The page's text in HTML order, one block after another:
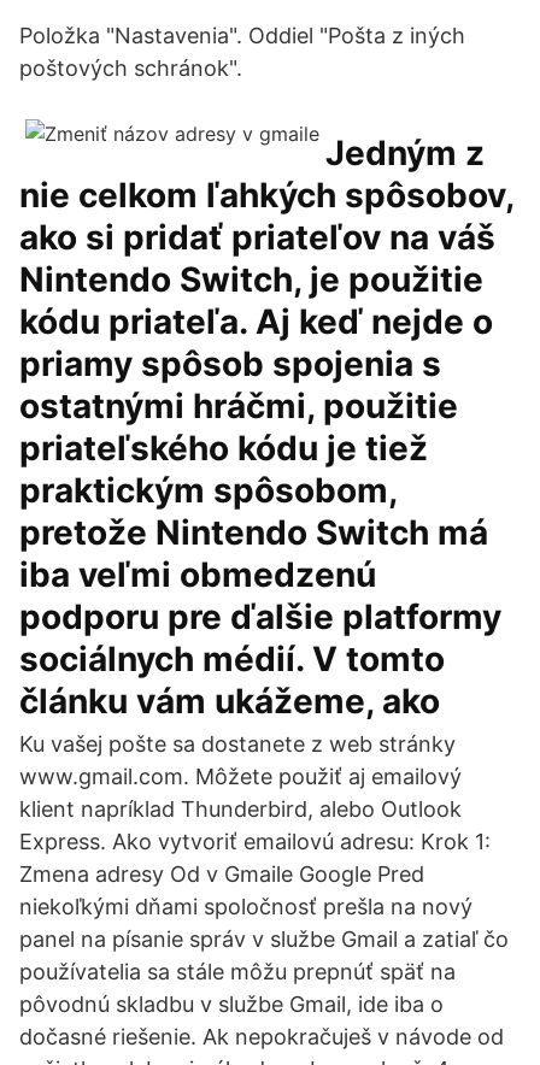
Položka "Nastavenia". Oddiel "Pošta z iných
poštových schránok".
Jedným z
nie celkom ľahkých spôsobov,
ako si pridať priateľov na váš
Nintendo Switch, je použitie
kódu priateľa. Aj keď nejde o
priamy spôsob spojenia s
ostatnými hráčmi, použitie
priateľského kódu je tiež
praktickým spôsobom,
pretože Nintendo Switch má
iba veľmi obmedzenú
podporu pre ďalšie platformy
sociálnych médií. V tomto
článku vám ukážeme, ako
Ku vašej pošte sa dostanete z web stránky
www.gmail.com. Môžete použiť aj emailový
klient napríklad Thunderbird, alebo Outlook
Express. Ako vytvoriť emailovú adresu: Krok 1:
Zmena adresy Od v Gmaile Google Pred
niekoľkými dňami spoločnosť prešla na nový
panel na písanie správ v službe Gmail a zatiaľ čo
používatelia sa stále môžu prepnúť späť na
pôvodnú skladbu v službe Gmail, ide iba o
dočasné riešenie. Ak nepokračuješ v návode od